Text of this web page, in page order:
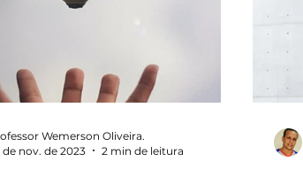
Wemerson Oliveira.
de nov. de 2023
2 min de leitura